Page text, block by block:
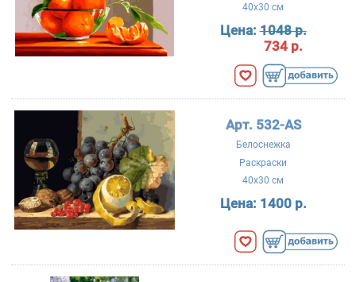
40x30 см
Цена:1048 р.
734 р.
Арт. 532-AS
Белоснежка
Раскраски
40x30 см
Цена: 1400 р.